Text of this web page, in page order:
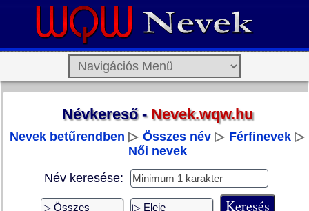
Névkereső - Nevek.wqw.hu
Nevek betűrendben ▷ Összes név ▷ Férfinevek ▷
Női nevek
Név keresése: